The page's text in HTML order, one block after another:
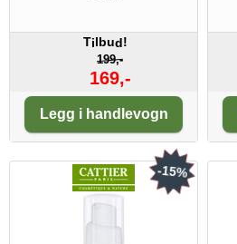
Tilbud!
199,-
169,-
Legg i handlevogn
-15%